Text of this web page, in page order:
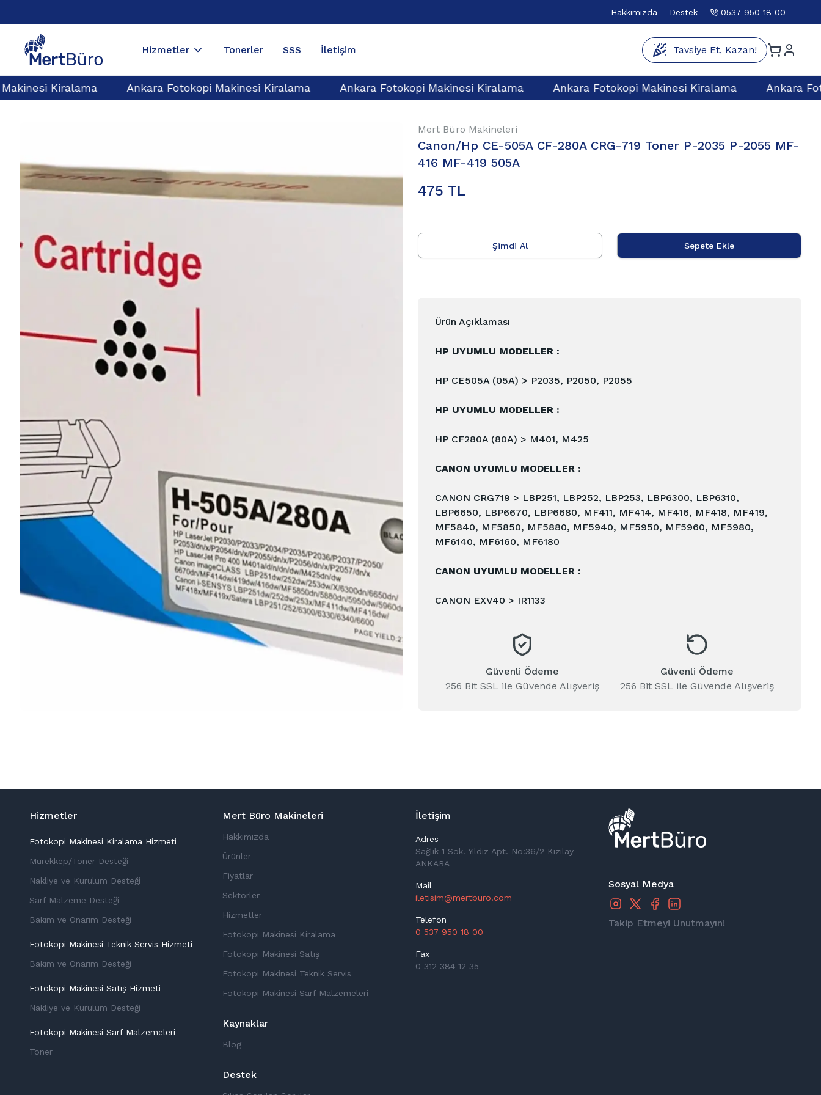
Hakkımızda Destek 0537 950 18 00
Hizmetler Tonerler SSS İletişim Tavsiye Et, Kazan!
Kiralama Ankara Fotokopi Makinesi Kiralama Ankara Fotokopi Makinesi Kiralama Ankara Fotokopi Makinesi Kiralama Ankara
Mert Büro Makineleri
Canon/Hp CE-505A CF-280A CRG-719 Toner P-2035 P-2055 MF-
416 MF-419 505A
475 TL
Şimdi Al Sepete Ekle
Ürün Açıklaması
HP UYUMLU MODELLER :
HP CE505A (05A) > P2035, P2050, P2055
HP UYUMLU MODELLER :
HP CF280A (80A) > M401, M425
CANON UYUMLU MODELLER :
CANON CRG719 > LBP251, LBP252, LBP253, LBP6300, LBP6310,
LBP6650, LBP6670, LBP6680, MF411, MF414, MF416, MF418, MF419,
MF5840, MF5850, MF5880, MF5940, MF5950, MF5960, MF5980,
MF6140, MF6160, MF6180
CANON UYUMLU MODELLER :
CANON EXV40 > IR1133
Güvenli Ödeme
256 Bit SSL ile Güvende Alışveriş
Güvenli Ödeme
256 Bit SSL ile Güvende Alışveriş
Hizmetler
Fotokopi Makinesi Kiralama Hizmeti
Mürekkep/Toner Desteği
Nakliye ve Kurulum Desteği
Sarf Malzeme Desteği
Bakım ve Onarım Desteği
Fotokopi Makinesi Teknik Servis Hizmeti
Bakım ve Onarım Desteği
Fotokopi Makinesi Satış Hizmeti
Nakliye ve Kurulum Desteği
Fotokopi Makinesi Sarf Malzemeleri
Toner
Mert Büro Makineleri
Hakkımızda
Ürünler
Fiyatlar
Sektörler
Hizmetler
Fotokopi Makinesi Kiralama
Fotokopi Makinesi Satış
Fotokopi Makinesi Teknik Servis
Fotokopi Makinesi Sarf Malzemeleri
Kaynaklar
Blog
Destek
İletişim
Adres
Sağlık 1 Sok. Yıldız Apt. No:36/2 Kızılay
ANKARA
Mail
iletisim@mertburo.com
Telefon
0 537 950 18 00
Fax
0 312 384 12 35
Sosyal Medya
Takip Etmeyi Unutmayın!